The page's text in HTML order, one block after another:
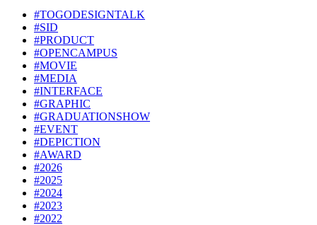
#TOGODESIGNTALK
#SID
#PRODUCT
#OPENCAMPUS
#MOVIE
#MEDIA
#INTERFACE
#GRAPHIC
#GRADUATIONSHOW
#EVENT
#DEPICTION
#AWARD
#2026
#2025
#2024
#2023
#2022